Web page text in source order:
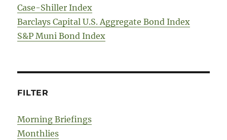
Case-Shiller Index
Barclays Capital U.S. Aggregate Bond Index
S&P Muni Bond Index
FILTER
Morning Briefings
Monthlies